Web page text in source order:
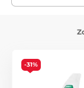
-31%